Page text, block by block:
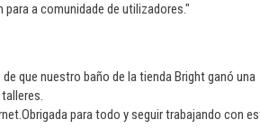
a comunidade de utilizadores."
que nuestro baño de la tienda Bright ganó una
para todo y seguir trabajando con